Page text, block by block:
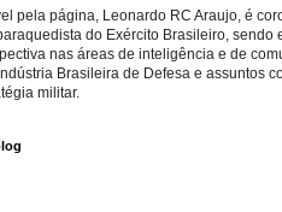
pela página, Leonardo RC Araujo, é
do Exército Brasileiro, sendo
nas áreas de inteligência e de
Brasileira de Defesa e assuntos
militar.